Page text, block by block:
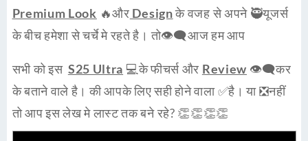
Premium Look 🔥और Designके वजह से अपने 🥷यूजर्स
के बीच हमेशा से चर्चे मे रहते है। तो👁‍🗨आज हम आप
सभी को इस S25 Ultra 💻के फीचर्स और Review 👁‍🗨कर
के बताने वाले है। की आपके लिए सही होने वाला ✅है। या ❎नहीं
तो आप इस लेख मे लास्ट तक बने रहे? 👏👏👏👏